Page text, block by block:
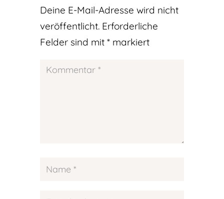
Deine E-Mail-Adresse wird nicht
veröffentlicht. Erforderliche
Felder sind mit *markiert